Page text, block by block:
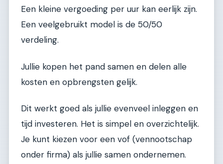
Een kleine vergoeding per uur kan eerlijk zijn.
Een veelgebruikt model is de 50/50
verdeling.
Jullie kopen het pand samen en delen alle
kosten en opbrengsten gelijk.
Dit werkt goed als jullie evenveel inleggen en
tijd investeren. Het is simpel en overzichtelijk.
Je kunt kiezen voor een vof (vennootschap
onder firma) als jullie samen ondernemen.